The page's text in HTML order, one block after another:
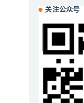
关注公众号